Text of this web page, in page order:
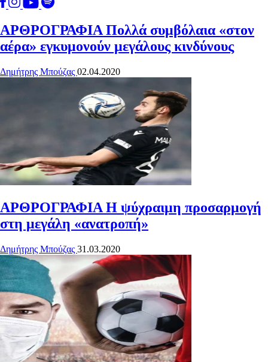
ΑΡΘΡΟΓΡΑΦΙΑΠολλά συμβόλαια «στον
αέρα» εγκυμονούν μεγάλους κινδύνους
Δημήτρης Μπούζας 02.04.2020
ΑΡΘΡΟΓΡΑΦΙΑΗ ψύχραιμη προσαρμογή
στη μεγάλη «ανατροπή»
Δημήτρης Μπούζας 31.03.2020